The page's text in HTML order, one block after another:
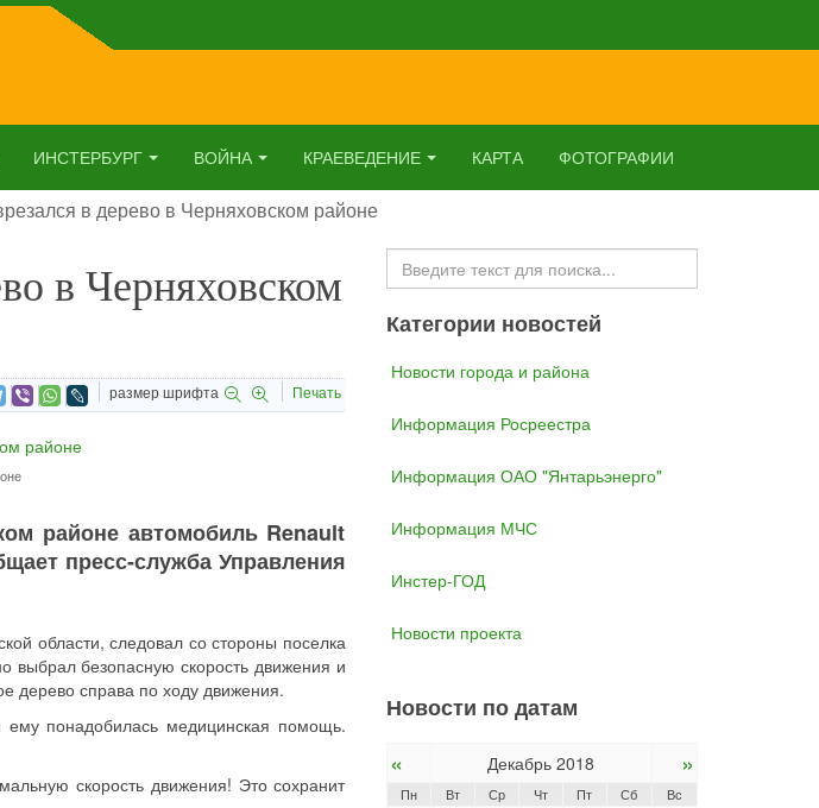
ИНСТЕРБУРГ ВОЙНА КРАЕВЕДЕНИЕ КАРТА ФОТОГРАФИИ
в дерево в Черняховском районе
в Черняховском
размер шрифта Печать
районе автомобиль Renault
пресс-служба Управления
области, следовал со стороны поселка
выбрал безопасную скорость движения и
дерево справа по ходу движения.
понадобилась медицинская помощь.
скорость движения! Это сохранит
Искать...
Категории новостей
Новости города и района
Информация Росреестра
Информация ОАО "Янтарьэнерго"
Информация МЧС
Инстер-ГОД
Новости проекта
Новости по датам
« Декабрь 2018 »
Пн Вт Ср Чт Пт Сб Вс